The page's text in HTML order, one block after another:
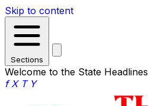
Skip to content
Sections
Welcome to the State Headlines
f X T Y